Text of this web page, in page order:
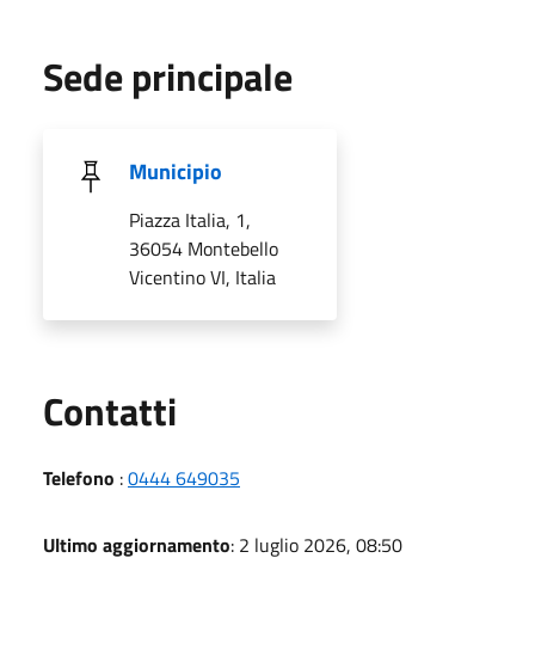
Sede principale
Municipio
Piazza Italia, 1,
36054 Montebello
Vicentino VI, Italia
Contatti
Telefono :0444 649035
Ultimo aggiornamento: 2 luglio 2026, 08:50